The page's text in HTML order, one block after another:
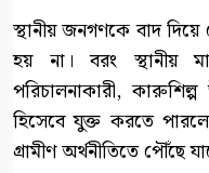
স্থানীয় জনগণকে বাদ
হয় না। বরং স্থানীয়
পরিচালনাকারী,
হিসেবে যুক্ত করতে
গ্রামীণ অর্থনীতিতে পৌঁছে